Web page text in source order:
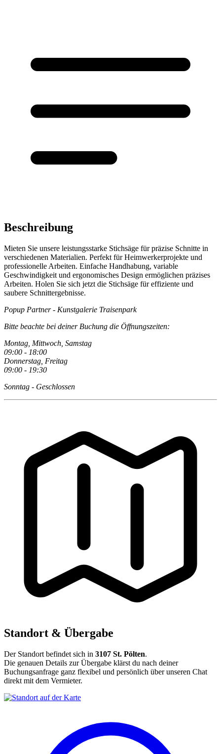
Beschreibung
Mieten Sie unsere leistungsstarke Stichsäge für präzise Schnitte in
verschiedenen Materialien. Perfekt für Heimwerkerprojekte und
professionelle Arbeiten. Einfache Handhabung, variable
Geschwindigkeit und ergonomisches Design ermöglichen präzises
Arbeiten. Holen Sie sich jetzt die Stichsäge für effiziente und
saubere Schnittergebnisse.
Popup Partner - Kunstgalerie Traisenpark
Bitte beachte bei deiner Buchung die Öffnungszeiten:
Montag, Mittwoch, Samstag
09:00 - 18:00
Donnerstag, Freitag
09:00 - 19:30
Sonntag - Geschlossen
Standort & Übergabe
Der Standort befindet sich in 3107 St. Pölten.
Die genauen Details zur Übergabe klärst du nach deiner
Buchungsanfrage ganz flexibel und persönlich über unseren Chat
direkt mit dem Vermieter.